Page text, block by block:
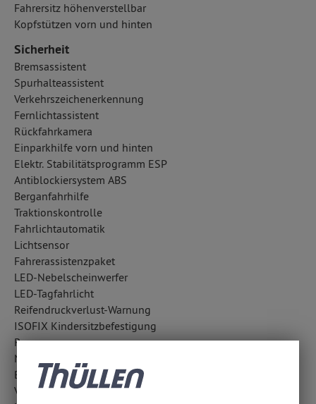
Fahrersitz höhenverstellbar
Kopfstützen vorn und hinten
Sicherheit
Bremsassistent
Spurhalteassistent
Verkehrszeichenerkennung
Fernlichtassistent
Rückfahrkamera
Einparkhilfe vorn und hinten
Elektr. Stabilitätsprogramm ESP
Antiblockiersystem ABS
Berganfahrhilfe
Traktionskontrolle
Fahrlichtautomatik
Lichtsensor
Fahrerassistenzpaket
LED-Nebelscheinwerfer
LED-Tagfahrlicht
Reifendruckverlust-Warnung
ISOFIX Kindersitzbefestigung
Regensensor
Notrufsystem
Bergabfahrhilfe
Verzurrösen